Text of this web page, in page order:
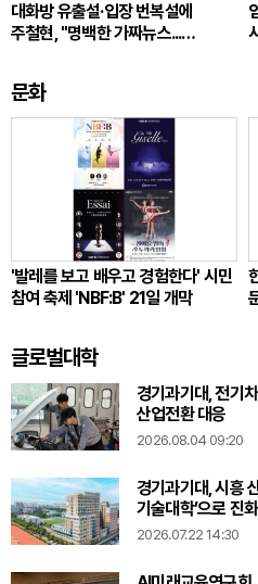
대화방 유출설·입장 번복설에
주철현, "명백한 가짜뉴스...
문화
'발레를 보고 배우고 경험한다' 시민
참여 축제 'NBF:B' 21일 개막
글로벌대학
경기과기대, 전기
산업전환 대응
2026.08.04 09:20
경기과기대, 시흥
기술대학’으로 진화
2026.07.22 14:30